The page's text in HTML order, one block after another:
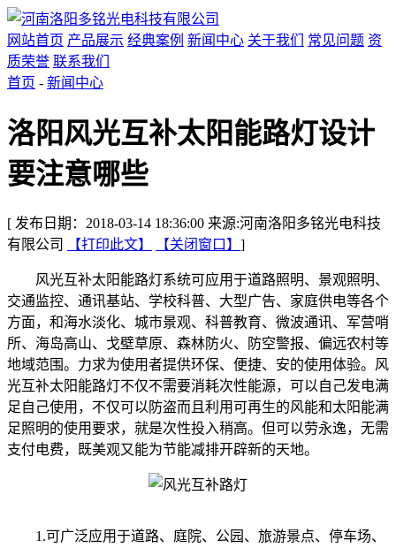
网站首页 产品展示 经典案例 新闻中心 关于我们 常见问题 资
质荣誉 联系我们
首页 - 新闻中心
洛阳风光互补太阳能路灯设计
要注意哪些
[ 发布日期：2018-03-14 18:36:00 来源:河南洛阳多铭光电科技
有限公司
【打印此文】 【关闭窗口】 ]
风光互补太阳能路灯系统可应用于道路照明、景观照明、
交通监控、通讯基站、学校科普、大型广告、家庭供电等各个
方面，和海水淡化、城市景观、科普教育、微波通讯、军营哨
所、海岛高山、戈壁草原、森林防火、防空警报、偏远农村等
地域范围。力求为使用者提供环保、便捷、安的使用体验。风
光互补太阳能路灯不仅不需要消耗次性能源，可以自己发电满
足自己使用，不仅可以防盗而且利用可再生的风能和太阳能满
足照明的使用要求，就是次性投入稍高。但可以劳永逸，无需
支付电费，既美观又能为节能减排开辟新的天地。
1.可广泛应用于道路、庭院、公园、旅游景点、停车场、